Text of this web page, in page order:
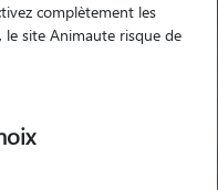
complètement les
le site Animaute risque de